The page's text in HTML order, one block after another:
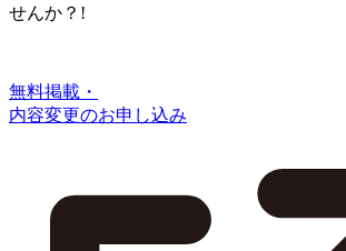
せんか？!
無料掲載・
内容変更のお申し込み